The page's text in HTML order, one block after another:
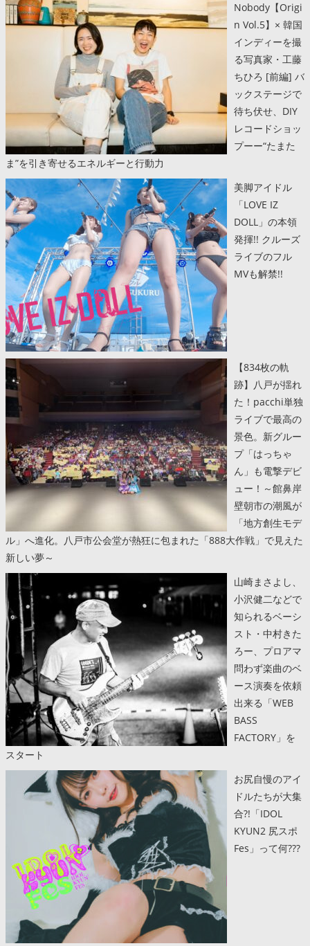
Nobody【Origi
n Vol.5】× 韓国
インディーを撮
る写真家・工藤
ちひろ [前編] バ
ックステージで
待ち伏せ、DIY
レコードショッ
プーー“たまた
ま”を引き寄せるエネルギーと行動力
美脚アイドル
「LOVE IZ
DOLL」の本領
発揮!! クルーズ
ライブのフル
MVも解禁!!
【834枚の軌
跡】八戸が揺れ
た！pacchi単独
ライブで最高の
景色。新グルー
プ「はっちゃ
ん」も電撃デビ
ュー！～館鼻岸
壁朝市の潮風が
「地方創生モデ
ル」へ進化。八戸市公会堂が熱狂に包まれた「888大作戦」で見えた
新しい夢～
山崎まさよし、
小沢健二などで
知られるベーシ
スト・中村きた
ろー、プロアマ
問わず楽曲のベ
ース演奏を依頼
出来る「WEB
BASS
FACTORY」を
スタート
お尻自慢のアイ
ドルたちが大集
合?!「IDOL
KYUN2 尻スポ
Fes」って何???